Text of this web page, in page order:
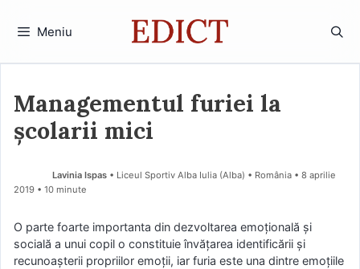
Meniu
Managementul furiei la
școlarii mici
Lavinia Ispas • Liceul Sportiv Alba Iulia (Alba) • România
8 aprilie
2019 • 10 minute
O parte foarte importanta din dezvoltarea emoțională și
socială a unui copil o constituie învățarea identificării și
recunoașterii propriilor emoții, iar furia este una dintre emoțiile